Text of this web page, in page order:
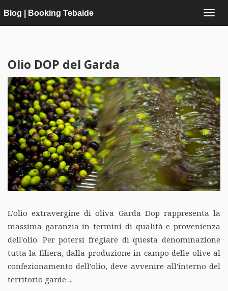
Blog | Booking Tebaide
Olio DOP del Garda
L'olio extravergine di oliva Garda Dop rappresenta la
massima garanzia in termini di qualità e provenienza
dell'olio. Per potersi fregiare di questa denominazione
tutta la filiera, dalla produzione in campo delle olive al
confezionamento dell'olio, deve avvenire all'interno del
territorio garde ...